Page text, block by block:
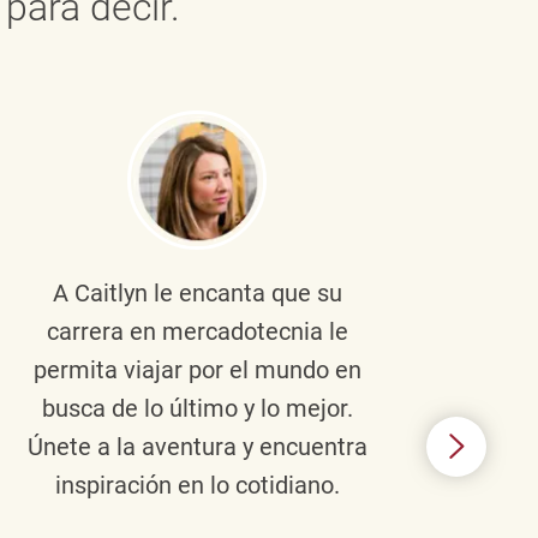
A Caitlyn le encanta que su
carrera en mercadotecnia le
permita viajar por el mundo en
busca de lo último y lo mejor.
Únete a la aventura y encuentra
inspiración en lo cotidiano.